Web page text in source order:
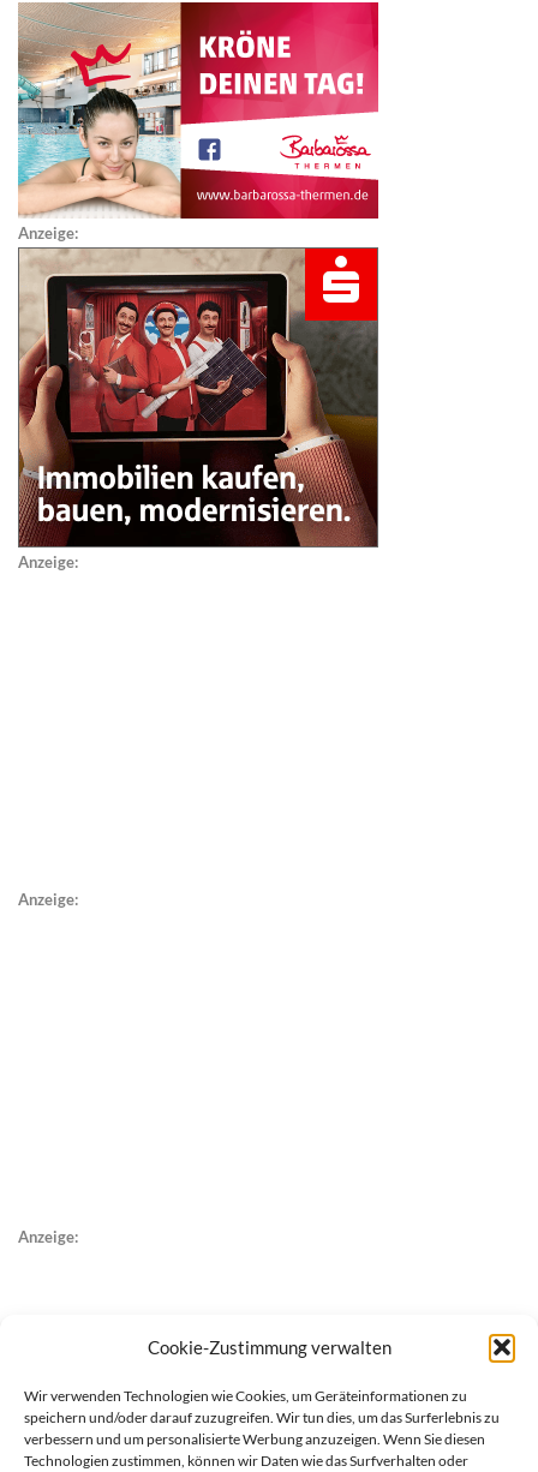
Cookie-Zustimmung verwalten
Wir verwenden Technologien wie Cookies, um Geräteinformationen zu
speichern und/oder darauf zuzugreifen. Wir tun dies, um das Surferlebnis zu
verbessern und um personalisierte Werbung anzuzeigen. Wenn Sie diesen
Technologien zustimmen, können wir Daten wie das Surfverhalten oder
Anzeige:
Anzeige:
Anzeige:
Anzeige: